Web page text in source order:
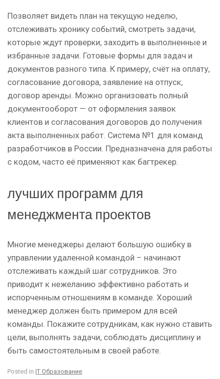
Позволяет видеть план на текущую неделю,
отслеживать хронику событий, смотреть задачи,
которые ждут проверки, заходить в выполненные и
избранные задачи. Готовые формы для задач и
документов разного типа. К примеру, счёт на оплату,
согласование договора, заявление на отпуск,
договор аренды. Можно организовать полный
документооборот — от оформления заявок
клиентов и согласования договоров до получения
акта выполненных работ. Cистема №1 для команд
разработчиков в России. Предназначена для работы
с кодом, часто её применяют как багтрекер.
лучших программ для
менеджмента проектов
Многие менеджеры делают большую ошибку в
управлении удаленной командой – начинают
отслеживать каждый шаг сотрудников. Это
приводит к нежеланию эффективно работать и
испорченным отношениям в команде. Хороший
менеджер должен быть примером для всей
команды. Покажите сотрудникам, как нужно ставить
цели, выполнять задачи, соблюдать дисциплину и
быть самостоятельным в своей работе.
Posted in IT Образование.